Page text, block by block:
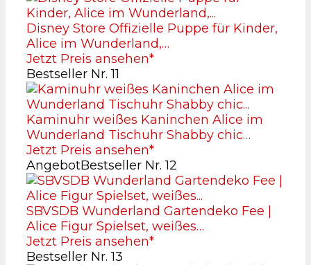
Disney Store Offizielle Puppe für Kinder,
Alice im Wunderland,…
Jetzt Preis ansehen*
Bestseller Nr. 11
Kaminuhr weißes Kaninchen Alice im
Wunderland Tischuhr Shabby chic…
Jetzt Preis ansehen*
AngebotBestseller Nr. 12
SBVSDB Wunderland Gartendeko Fee |
Alice Figur Spielset, weißes…
Jetzt Preis ansehen*
Bestseller Nr. 13